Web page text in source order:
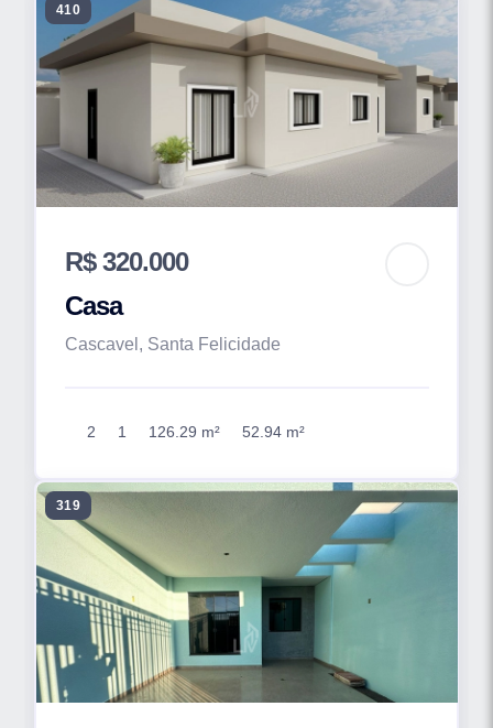
410
R$ 320.000
Casa
Cascavel, Santa Felicidade
2 1 126.29 m² 52.94 m²
319